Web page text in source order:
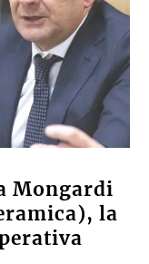
Mongardi
la